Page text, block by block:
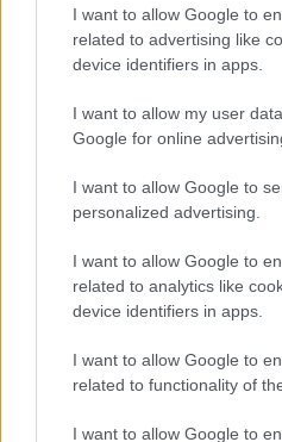
I want to allow Google to
related to advertising like
device identifiers in apps.
I want to allow my user
Google for online
I want to allow Google to
personalized advertising.
I want to allow Google to
related to analytics like
device identifiers in apps.
I want to allow Google to
related to functionality of
I want to allow Google to
védőfelszerelést nem viselő
megyehatárunkhoz közel
Szolnok megye, nagykőrös,rendőrség,
védőfelszerelés
Életveszélyes
Szolnokon a bácsi – videó